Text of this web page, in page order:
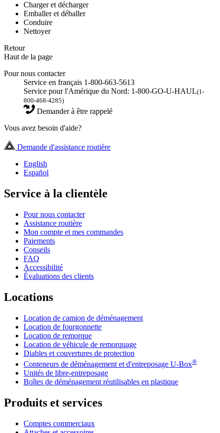
Charger et décharger
Emballer et déballer
Conduire
Nettoyer
Retour
Haut de la page
Pour nous contacter
Service en français 1-800-663-5613
Service pour l'Amérique du Nord: 1-800-GO-U-HAUL(1-
800-468-4285)
Demander à être rappelé
Vous avez besoin d'aide?
Demande d'assistance routière
English
Español
Service à la clientèle
Pour nous contacter
Assistance routière
Mon compte et mes commandes
Paiements
Conseils
FAQ
Accessibilité
Évaluations des clients
Locations
Location de camion de déménagement
Location de fourgonnette
Location de remorque
Location de véhicule de remorquage
Diables et couvertures de protection
Conteneurs de déménagement et d'entreposage U-Box®
Unités de libre-entreposage
Boîtes de déménagement réutilisables en plastique
Produits et services
Comptes commerciaux